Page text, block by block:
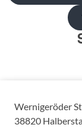
Wernigeröder
38820